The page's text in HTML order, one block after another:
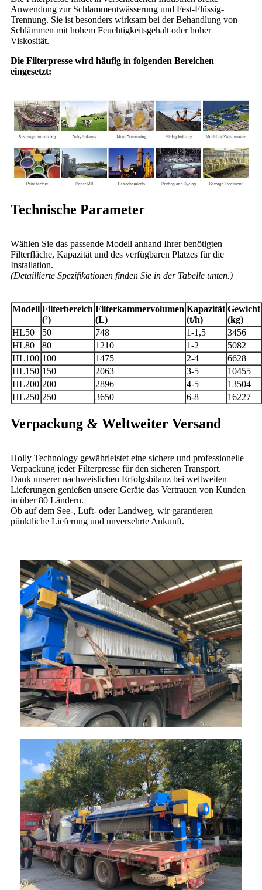
Anwendung zur Schlammentwässerung und Fest-Flüssig-
Trennung. Sie ist besonders wirksam bei der Behandlung von
Schlämmen mit hohem Feuchtigkeitsgehalt oder hoher
Viskosität.
Die Filterpresse wird häufig in folgenden Bereichen
eingesetzt:
Technische Parameter
Wählen Sie das passende Modell anhand Ihrer benötigten
Filterfläche, Kapazität und des verfügbaren Platzes für die
Installation.
(Detaillierte Spezifikationen finden Sie in der Tabelle unten.)
Modell Filterbereich
(²)
Filterkammervolumen
(L)
Kapazität
(t/h)
Gewicht
(kg)
HL50
50 748 1-1,5
3456
HL80
80 1210 1-2
5082
HL100 100 1475 2-4
6628
HL150 150 2063 3-5
10455
HL200 200 2896 4-5
13504
HL250 250 3650 6-8 16227
Verpackung & Weltweiter Versand
Holly Technology gewährleistet eine sichere und professionelle
Verpackung jeder Filterpresse für den sicheren Transport.
Dank unserer nachweislichen Erfolgsbilanz bei weltweiten
Lieferungen genießen unsere Geräte das Vertrauen von Kunden
in über 80 Ländern.
Ob auf dem See-, Luft- oder Landweg, wir garantieren
pünktliche Lieferung und unversehrte Ankunft.